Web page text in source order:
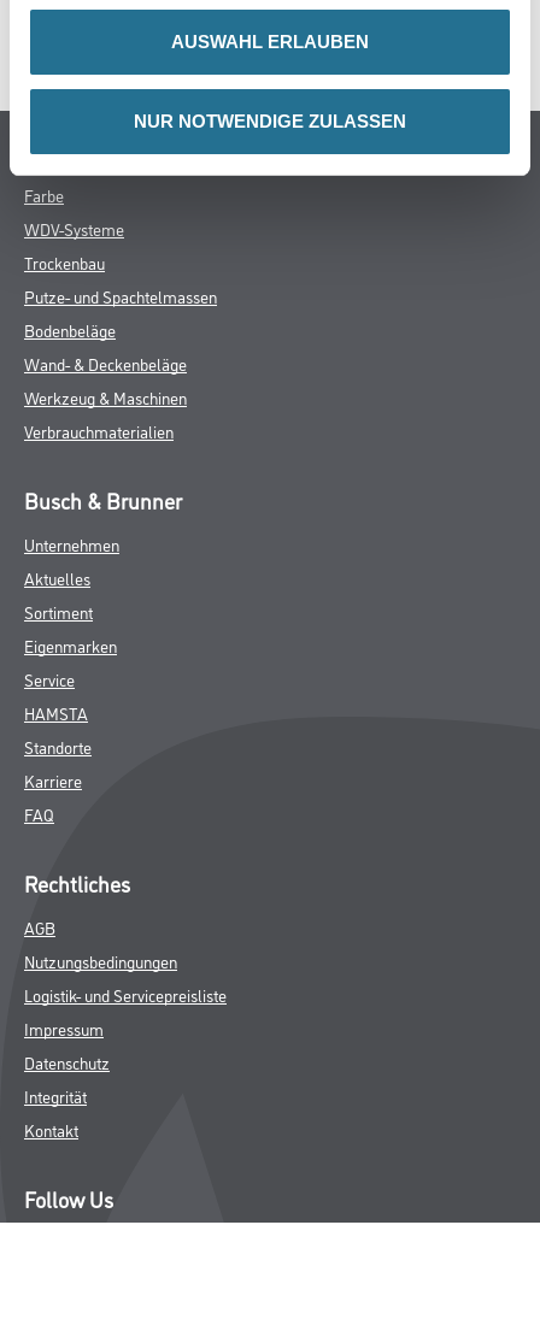
AUSWAHL ERLAUBEN
NUR NOTWENDIGE ZULASSEN
SPEZIFIKATIONEN
Online-Shop
Farbe
WDV-Systeme
Trockenbau
Putze- und Spachtelmassen
Bodenbeläge
Wand- & Deckenbeläge
Werkzeug & Maschinen
Verbrauchmaterialien
Busch & Brunner
Unternehmen
Aktuelles
Sortiment
Eigenmarken
Service
HAMSTA
Standorte
Karriere
FAQ
Rechtliches
AGB
Nutzungsbedingungen
Logistik- und Servicepreisliste
Impressum
Datenschutz
Integrität
Kontakt
Follow Us